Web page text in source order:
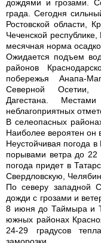
дождями и грозами.
града. Сегодня
Ростовской области,
Чеченской
месячная норма
Ожидается подъем
районов
побережья Анапа-
Северной Осетии,
Дагестана.
неблагоприятных
В селеопасных
Наиболее вероятен он
Неустойчивая погода
порывами ветра до 22
погода придет в
Свердловскую,
По северу западной
дожди с грозами и
8 июня до Таймыра и
южных районах
24-29 градусов
заморозки.